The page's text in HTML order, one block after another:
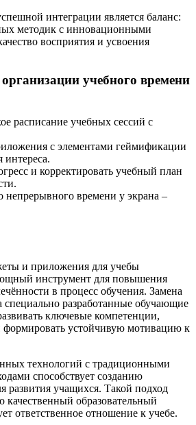
интеграции является баланс:
методик с инновационными
восприятия и усвоения
учебного времени
расписание учебных сессий с
с элементами геймификации
интереса.
и корректировать учебный план
непрерывного времени у экрана –
и приложения для учебы
инструмент для повышения
в процесс обучения. Замена
разработанные обучающие
ключевые компетенции,
формировать устойчивую мотивацию к
технологий с традиционными
способствует созданию
развития учащихся. Такой подход
качественный образовательный
ответственное отношение к учебе.